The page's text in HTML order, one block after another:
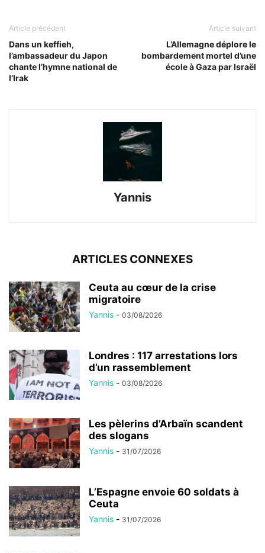
Article précédent
Dans un keffieh,
l’ambassadeur du Japon
chante l’hymne national de
l’Irak
Article suivant
L’Allemagne déplore le
bombardement mortel d’une
école à Gaza par Israël
Yannis
ARTICLES CONNEXES
Ceuta au cœur de la crise
migratoire
Yannis - 03/08/2026
Londres : 117 arrestations lors
d’un rassemblement
Yannis - 03/08/2026
Les pèlerins d’Arbaïn scandent
des slogans
Yannis - 31/07/2026
L’Espagne envoie 60 soldats à
Ceuta
Yannis - 31/07/2026